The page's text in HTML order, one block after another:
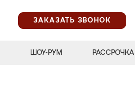
ЗАКАЗАТЬ ЗВОНОК
ШОУ-РУМ РАССРОЧКА